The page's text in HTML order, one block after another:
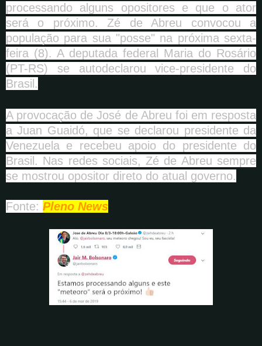
processando alguns opositores e que o ator
será o próximo. Zé de Abreu convocou a
população para sua "posse" na próxima sexta-
feira (8). A deputada federal Maria do Rosário
(PT-RS) se autodeclarou vice-presidente do
Brasil.
A provocação de José de Abreu foi em resposta
a Juan Guaidó, que se declarou presidente da
Venezuela e recebeu apoio do presidente do
Brasil. Nas redes sociais, Zé de Abreu sempre
se mostrou opositor direto do atual governo.
Fonte: Pleno News